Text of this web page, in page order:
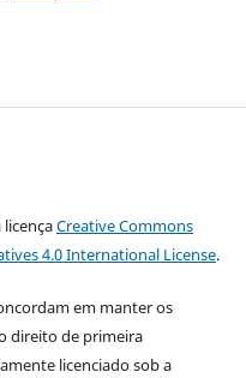
Creative Commons
4.0 International License.
em manter os
direito de primeira
licenciado sob a